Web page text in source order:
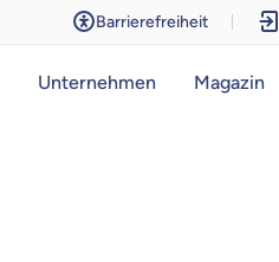
Barrierefreiheit
Unternehmen Magazin